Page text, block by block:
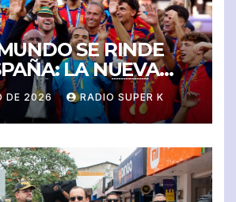
SE RINDE
LA NUEVA
FÚTBOL! 🇪🇸
DE 2026 RADIO SUPER K